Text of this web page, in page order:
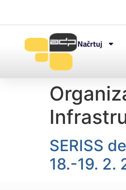
Načrtuj
SERISS
18.-19. 2.